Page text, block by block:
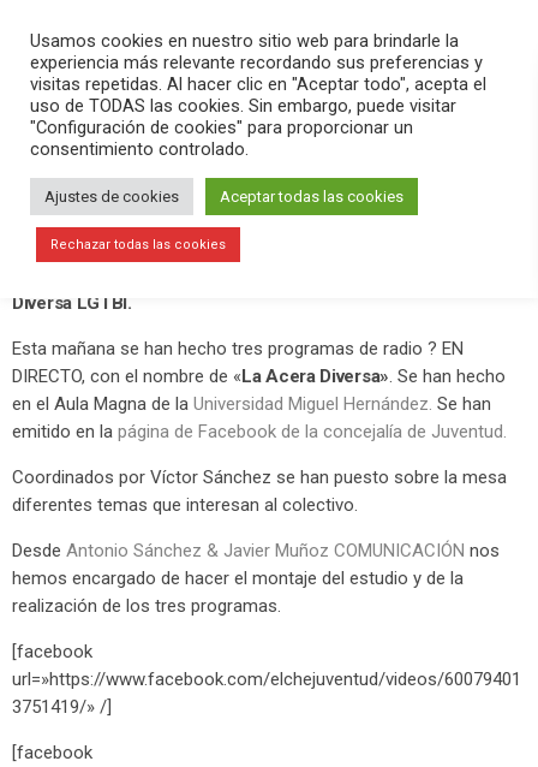
search menu pause PLAY
mayo 24, 2019
«La Acera Diversa», el anticipio del
Festival Diversa, desde la UMH
Las concejalías de Juventud y Cultura del Ayuntamiento de Elche
Diversa LGTBI.
Esta mañana se han hecho tres programas de radio ? EN
DIRECTO, con el nombre de «La Acera Diversa» . Se han hecho
en el Aula Magna de la Universidad Miguel Hernández. Se han
emitido en la página de Facebook de la concejalía de Juventud.
Coordinados por Víctor Sánchez se han puesto sobre la mesa
diferentes temas que interesan al colectivo.
Desde Antonio Sánchez & Javier Muñoz COMUNICACIÓN nos
hemos encargado de hacer el montaje del estudio y de la
realización de los tres programas.
[facebook
url=»https://www.facebook.com/elchejuventud/videos/60079401
3751419/» /]
[facebook
Usamos cookies en nuestro sitio web para brindarle la
experiencia más relevante recordando sus preferencias y
visitas repetidas. Al hacer clic en "Aceptar todo", acepta el
uso de TODAS las cookies. Sin embargo, puede visitar
"Configuración de cookies" para proporcionar un
consentimiento controlado.
Ajustes de cookies Aceptar todas las cookies
Rechazar todas las cookies